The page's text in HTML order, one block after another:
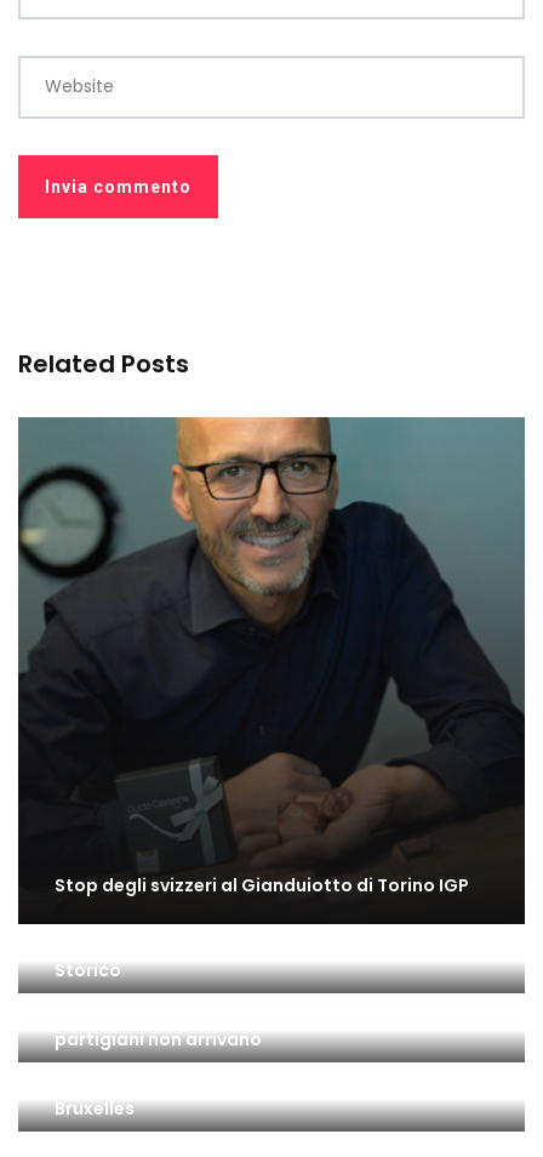
Website
Related Posts
Stop degli svizzeri al Gianduiotto di Torino IGP
Storico
partigiani non arrivano
Bruxelles